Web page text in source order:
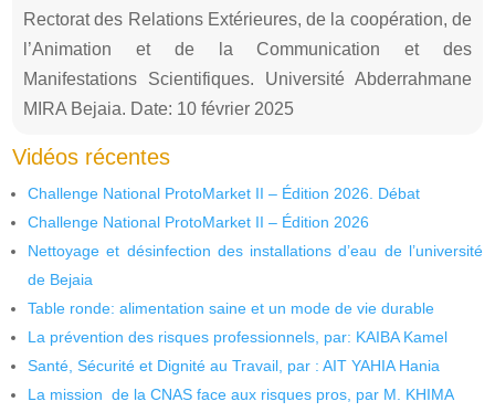
Rectorat des Relations Extérieures, de la coopération, de
l’Animation et de la Communication et des
Manifestations Scientifiques. Université Abderrahmane
MIRA Bejaia. Date: 10 février 2025
Vidéos récentes
Challenge National ProtoMarket II – Édition 2026. Débat
Challenge National ProtoMarket II – Édition 2026
Nettoyage et désinfection des installations d’eau de l’université
de Bejaia
Table ronde: alimentation saine et un mode de vie durable
La prévention des risques professionnels, par: KAIBA Kamel
Santé, Sécurité et Dignité au Travail, par : AIT YAHIA Hania
La mission de la CNAS face aux risques pros, par M. KHIMA